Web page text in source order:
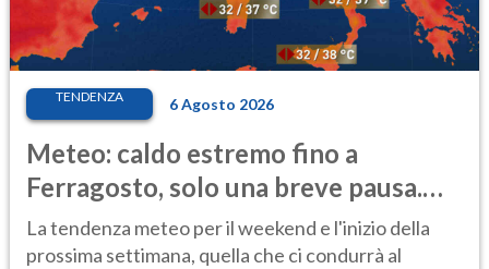
TENDENZA 6 Agosto 2026
Meteo: caldo estremo fino a
Ferragosto, solo una breve pausa.
Ecco dove
La tendenza meteo per il weekend e l'inizio della
prossima settimana, quella che ci condurrà al